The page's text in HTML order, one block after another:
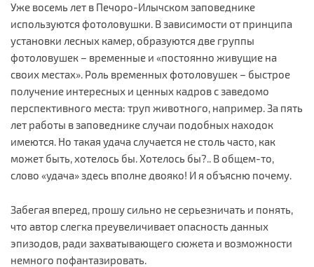
Уже восемь лет в Печоро-Илычском заповеднике
используются фотоловушки. В зависимости от принципа
установки лесных камер, образуются две группы
фотоловушек – временные и «постоянно живущие на
своих местах». Роль временных фотоловушек – быстрое
получение интересных и ценных кадров с заведомо
перспективного места: труп животного, например. За пять
лет работы в заповеднике случаи подобных находок
имеются. Но такая удача случается не столь часто, как
может быть, хотелось бы. Хотелось бы?.. В общем-то,
слово «удача» здесь вполне двояко! И я объясню почему.
Забегая вперед, прошу сильно не серьезничать и понять,
что автор слегка преувеличивает опасность данных
эпизодов, ради захватывающего сюжета и возможности
немного пофантазировать.